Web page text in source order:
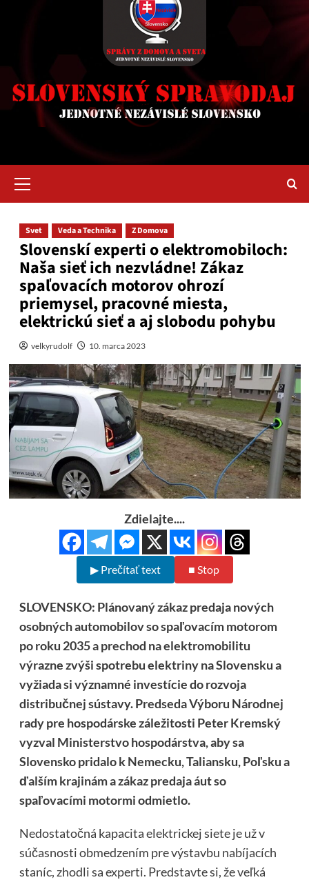
Menu
Svet Veda a Technika Z Domova
Slovenskí experti o elektromobiloch:
Naša sieť ich nezvládne! Zákaz
spaľovacích motorov ohrozí
priemysel, pracovné miesta,
elektrickú sieť a aj slobodu pohybu
velkyrudolf 10. marca 2023
Zdielajte....
▶ Prečítať text ■ Stop
SLOVENSKO: Plánovaný zákaz predaja nových
osobných automobilov so spaľovacím motorom
po roku 2035 a prechod na elektromobilitu
výrazne zvýši spotrebu elektriny na Slovensku a
vyžiada si významné investície do rozvoja
distribučnej sústavy. Predseda Výboru Národnej
rady pre hospodárske záležitosti Peter Kremský
vyzval Ministerstvo hospodárstva, aby sa
Slovensko pridalo k Nemecku, Taliansku, Poľsku a
ďalším krajinám a zákaz predaja áut so
spaľovacími motormi odmietlo.
Nedostatočná kapacita elektrickej siete je už v
súčasnosti obmedzením pre výstavbu nabíjacích
staníc, zhodli sa experti. Predstavte si, že veľká